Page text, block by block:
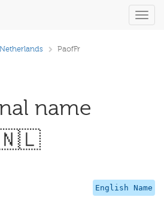
Netherlands PaofFr
name
🇳🇱
English Name